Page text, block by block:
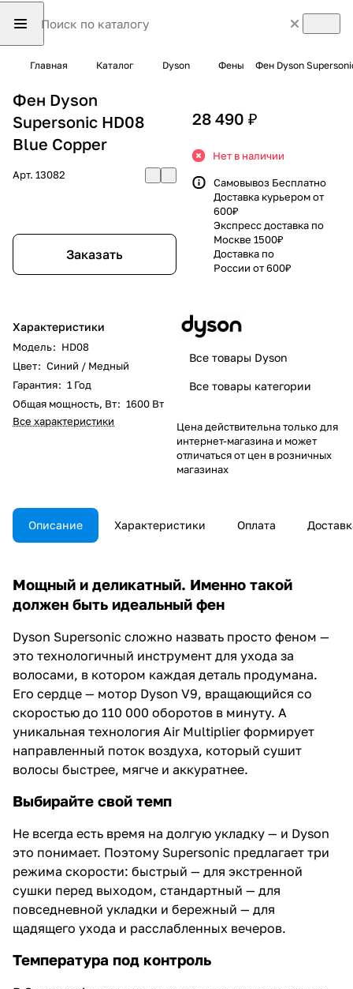
Главная Каталог Dyson Фены Фен Dyson
Фен Dyson
Supersonic HD08
Blue Copper
Арт. 13082
Заказать
Характеристики
Модель: HD08
Цвет: Синий / Медный
Гарантия: 1 Год
Общая мощность, Вт: 1600 Вт
Все характеристики
28 490 ₽
Нет в наличии
Самовывоз Бесплатно
Доставка курьером от
600₽
Экспресс доставка по
Москве 1500₽
Доставка по
России от 600₽
Все товары Dyson
Все товары категории
Цена действительна только для
интернет-магазина и может
отличаться от цен в розничных
магазинах
Описание Характеристики Оплата
Мощный и деликатный. Именно такой
должен быть идеальный фен
Dyson Supersonic сложно назвать просто феном —
это технологичный инструмент для ухода за
волосами, в котором каждая деталь продумана.
Его сердце — мотор Dyson V9, вращающийся со
скоростью до 110 000 оборотов в минуту. А
уникальная технология Air Multiplier формирует
направленный поток воздуха, который сушит
волосы быстрее, мягче и аккуратнее.
Выбирайте свой темп
Не всегда есть время на долгую укладку — и Dyson
это понимает. Поэтому Supersonic предлагает три
режима скорости: быстрый — для экстренной
сушки перед выходом, стандартный — для
повседневной укладки и бережный — для
щадящего ухода и расслабленных вечеров.
Температура под контроль